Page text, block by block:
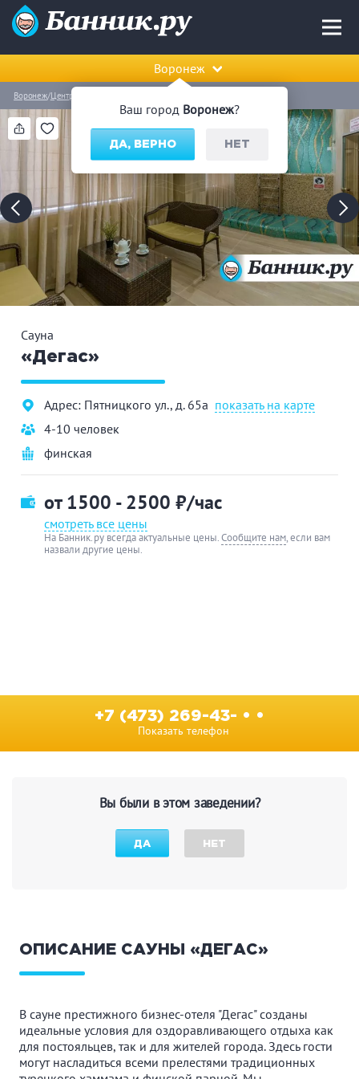
Ваш город Воронеж?
ДА, ВЕРНО НЕТ
Воронеж
Воронеж Центральный район
Сауна
«Дегас»
Адрес: Пятницкого ул., д. 65а показать на карте
4-10 человек
финская
от 1500 - 2500 ₽/час
смотреть все цены
На Банник.ру всегда актуальные цены.Сообщите нам, если вам
назвали другие цены.
+7 (473) 269-43- • •
Показать телефон
ОПИСАНИЕ САУНЫ «ДЕГАС»
В сауне престижного бизнес-отеля "Дегас" созданы
идеальные условия для оздоравливающего отдыха как
для постояльцев, так и для жителей города. Здесь гости
могут насладиться всеми прелестями традиционных
Вы были в этом заведении?
ДА НЕТ